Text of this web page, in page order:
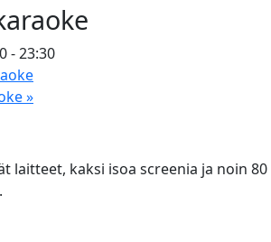
-23:30
»
laitteet, kaksi isoa screenia ja noin 80